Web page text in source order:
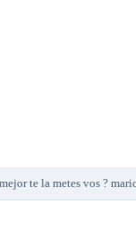
vos ? maric... •